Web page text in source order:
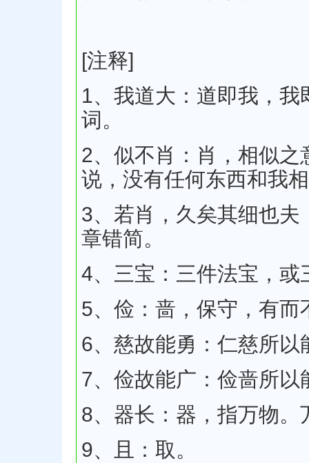
[注释]
1、我道大：道即我，我
词。
2、似不肖：肖，相似
说，没有任何东西和我
3、若肖，久矣其细也
章错简。
4、三宝：三件法宝，或
5、俭：啬，保守，有而
6、慈故能勇：仁慈所以
7、俭故能广：俭啬所以
8、器长：器，指万物。
9、且：取。